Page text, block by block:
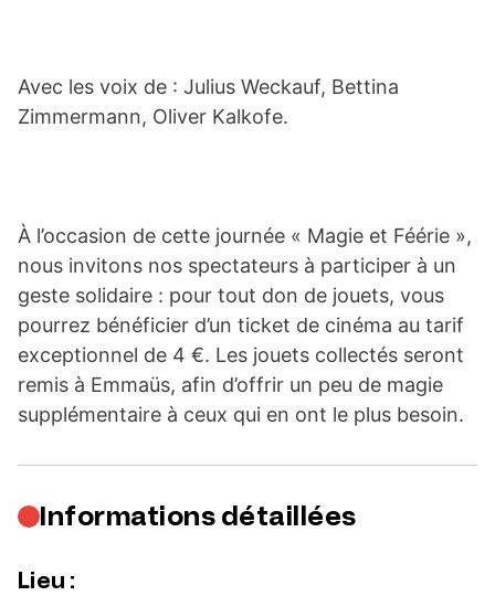
Avec les voix de : Julius Weckauf, Bettina
Zimmermann, Oliver Kalkofe.
À l’occasion de cette journée « Magie et Féérie »,
nous invitons nos spectateurs à participer à un
geste solidaire : pour tout don de jouets, vous
pourrez bénéficier d’un ticket de cinéma au tarif
exceptionnel de 4 €. Les jouets collectés seront
remis à Emmaüs, afin d’offrir un peu de magie
supplémentaire à ceux qui en ont le plus besoin.
Informations détaillées
Lieu :